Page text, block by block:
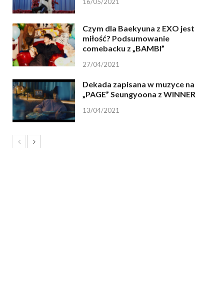
Czym dla Baekyuna z EXO jest
miłość? Podsumowanie
comebacku z „BAMBI”
27/04/2021
Dekada zapisana w muzyce na
„PAGE” Seungyoona z WINNER
13/04/2021